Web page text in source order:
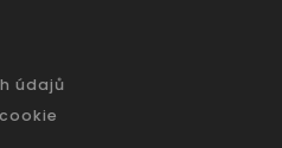
údajů